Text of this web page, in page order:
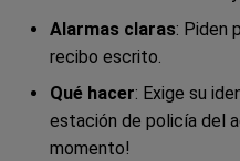
Alarmas claras: Piden
recibo escrito.
Qué hacer: Exige su
estación de policía del
momento!